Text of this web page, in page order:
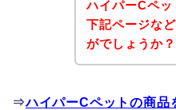
ハイパーCペ
下記ページな
がでしょうか？
⇒ハイパーCペットの商品